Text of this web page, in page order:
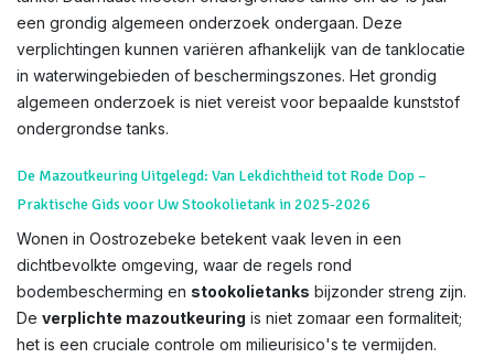
een grondig algemeen onderzoek ondergaan. Deze
verplichtingen kunnen variëren afhankelijk van de tanklocatie
in waterwingebieden of beschermingszones. Het grondig
algemeen onderzoek is niet vereist voor bepaalde kunststof
ondergrondse tanks.
De Mazoutkeuring Uitgelegd: Van Lekdichtheid tot Rode Dop –
Praktische Gids voor Uw Stookolietank in 2025-2026
Wonen in Oostrozebeke betekent vaak leven in een
dichtbevolkte omgeving, waar de regels rond
bodembescherming en stookolietanks bijzonder streng zijn.
De verplichte mazoutkeuring is niet zomaar een formaliteit;
het is een cruciale controle om milieurisico's te vermijden.